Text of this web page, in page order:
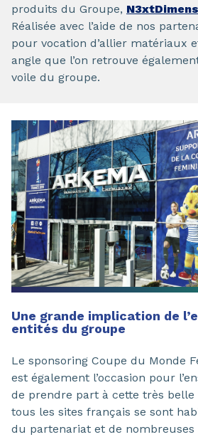
produits du Groupe,
Réalisée avec l’aide de nos
pour vocation d’allier matériaux
angle que l’on retrouve
voile du groupe.
Une grande implication de
entités du groupe
Le sponsoring Coupe du Monde
est également l’occasion pour
de prendre part à cette très belle
tous les sites français se sont
du partenariat et de nombreuses